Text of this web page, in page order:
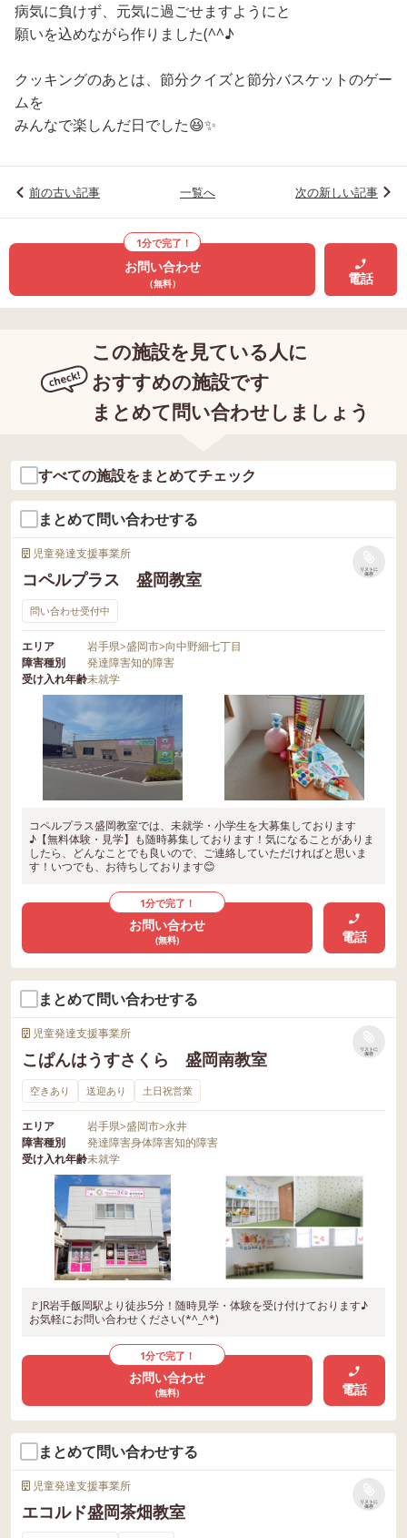
病気に負けず、元気に過ごせますようにと
願いを込めながら作りました(^^♪
クッキングのあとは、節分クイズと節分バスケットのゲー
ムを
みんなで楽しんだ日でした😆✨
前の古い記事 一覧へ 次の新しい記事
1分で完了！
お問い合わせ
（無料） 電話
この施設を見ている人に
おすすめの施設です
まとめて問い合わせしましょう
すべての施設をまとめてチェック
まとめて問い合わせする
児童発達支援事業所
コペルプラス 盛岡教室
リストに
保存
問い合わせ受付中
エリア 岩手県>盛岡市>向中野細七丁目
障害種別
発達障害知的障害
受け入れ年齢未就学
コペルプラス盛岡教室では、未就学・小学生を大募集しております
♪【無料体験・見学】も随時募集しております！気になることがありま
したら、どんなことでも良いので、ご連絡していただければと思いま
す！いつでも、お待ちしております😊
1分で完了！
お問い合わせ
(無料) 電話
まとめて問い合わせする
児童発達支援事業所
こぱんはうすさくら 盛岡南教室
リストに
保存
空きあり 送迎あり 土日祝営業
エリア 岩手県>盛岡市>永井
障害種別
発達障害身体障害知的障害
受け入れ年齢未就学
🚩JR岩手飯岡駅より徒歩5分！随時見学・体験を受け付けております♪
お気軽にお問い合わせください(*^_^*)
1分で完了！
お問い合わせ
(無料) 電話
まとめて問い合わせする
児童発達支援事業所
エコルド盛岡茶畑教室
リストに
保存